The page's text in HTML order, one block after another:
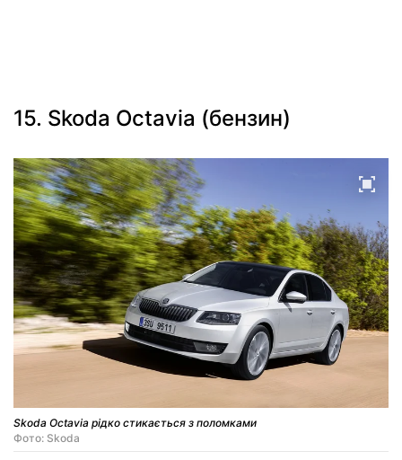
15. Skoda Octavia (бензин)
Skoda Octavia рідко стикається з поломками
Фото: Skoda